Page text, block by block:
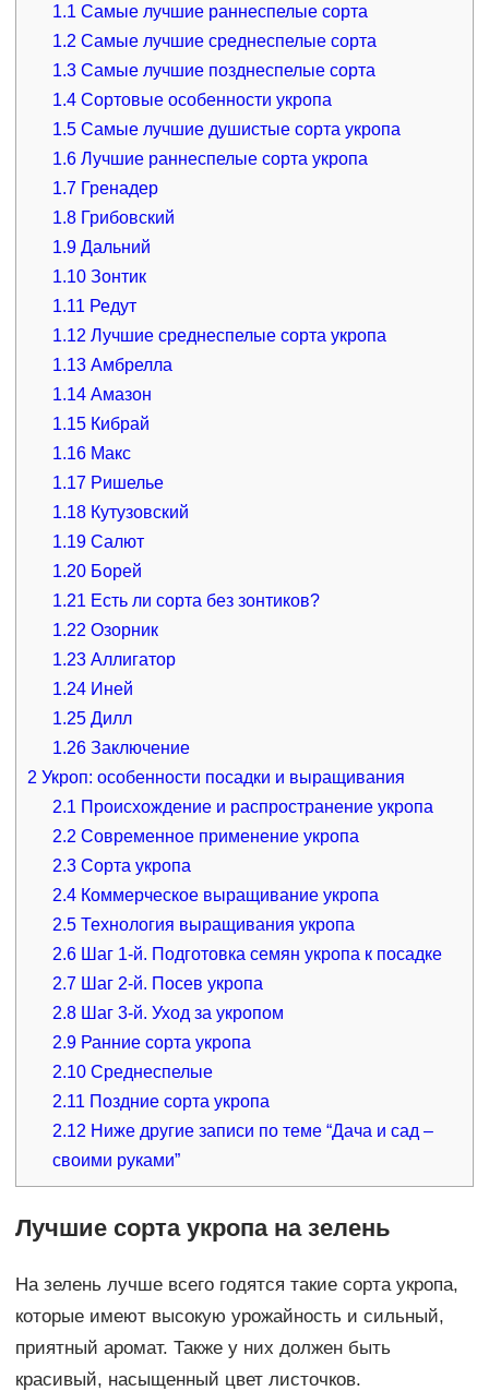
1.1 Самые лучшие раннеспелые сорта
1.2 Самые лучшие среднеспелые сорта
1.3 Самые лучшие позднеспелые сорта
1.4 Сортовые особенности укропа
1.5 Самые лучшие душистые сорта укропа
1.6 Лучшие раннеспелые сорта укропа
1.7 Гренадер
1.8 Грибовский
1.9 Дальний
1.10 Зонтик
1.11 Редут
1.12 Лучшие среднеспелые сорта укропа
1.13 Амбрелла
1.14 Амазон
1.15 Кибрай
1.16 Макс
1.17 Ришелье
1.18 Кутузовский
1.19 Салют
1.20 Борей
1.21 Есть ли сорта без зонтиков?
1.22 Озорник
1.23 Аллигатор
1.24 Иней
1.25 Дилл
1.26 Заключение
2 Укроп: особенности посадки и выращивания
2.1 Происхождение и распространение укропа
2.2 Современное применение укропа
2.3 Сорта укропа
2.4 Коммерческое выращивание укропа
2.5 Технология выращивания укропа
2.6 Шаг 1-й. Подготовка семян укропа к посадке
2.7 Шаг 2-й. Посев укропа
2.8 Шаг 3-й. Уход за укропом
2.9 Ранние сорта укропа
2.10 Среднеспелые
2.11 Поздние сорта укропа
2.12 Ниже другие записи по теме “Дача и сад –
своими руками”
Лучшие сорта укропа на зелень
На зелень лучше всего годятся такие сорта укропа,
которые имеют высокую урожайность и сильный,
приятный аромат. Также у них должен быть
красивый, насыщенный цвет листочков.